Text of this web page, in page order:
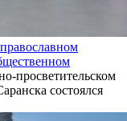
просветительском
состоялся